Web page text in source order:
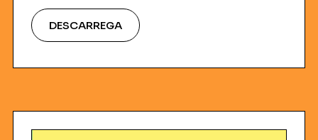
DESCARREGA